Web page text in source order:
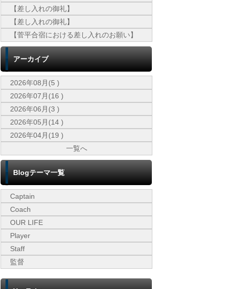
【差し入れの御礼】
【差し入れの御礼】
【菅平合宿における差し入れのお願い】
アーカイブ
2026年08月(5 )
2026年07月(16 )
2026年06月(3 )
2026年05月(14 )
2026年04月(19 )
一覧へ
Blogテーマ一覧
Captain
Coach
OUR LIFE
Player
Staff
監督